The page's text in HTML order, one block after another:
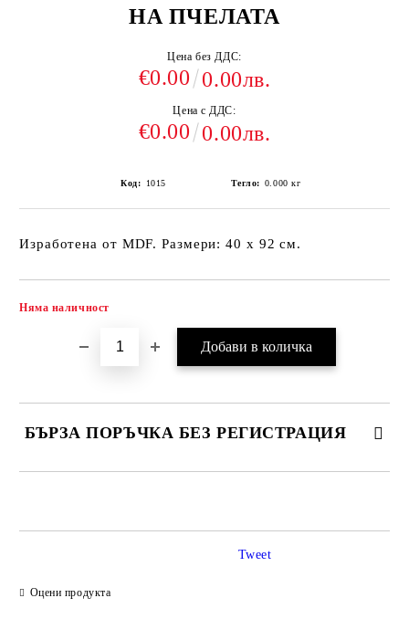
НА ПЧЕЛАТА
Цена без ДДС:
€0.00 0.00лв.
Цена с ДДС:
€0.00 0.00лв.
Код: 1015 Тегло: 0.000 кг
Изработена от MDF. Размери: 40 x 92 см.
Няма наличност
БЪРЗА ПОРЪЧКА БЕЗ РЕГИСТРАЦИЯ
Оцени продукта
Tweet